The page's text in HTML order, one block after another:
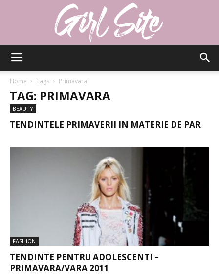
Home Tags Primavara
TAG: PRIMAVARA
BEAUTY
TENDINTELE PRIMAVERII IN MATERIE DE PAR
FASHION
TENDINTE PENTRU ADOLESCENTI –
PRIMAVARA/VARA 2011